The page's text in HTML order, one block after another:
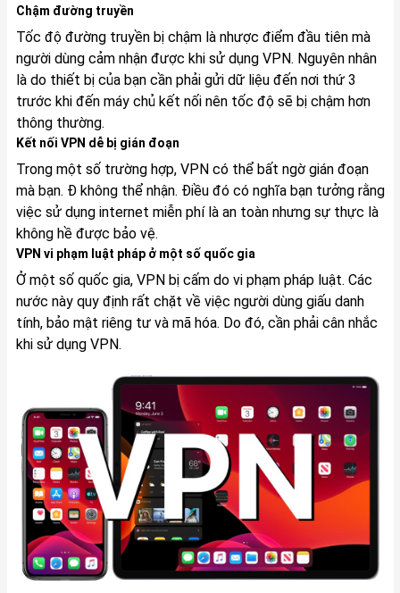
Chậm đường truyền
Tốc độ đường truyền bị chậm là nhược điểm đầu tiên mà
người dùng cảm nhận được khi sử dụng VPN. Nguyên nhân
là do thiết bị của bạn cần phải gửi dữ liệu đến nơi thứ 3
trước khi đến máy chủ kết nối nên tốc độ sẽ bị chậm hơn
thông thường.
Kết nối VPN dễ bị gián đoạn
Trong một số trường hợp, VPN có thể bất ngờ gián đoạn
mà bạn. Đ không thể nhận. Điều đó có nghĩa bạn tưởng rằng
việc sử dụng internet miễn phí là an toàn nhưng sự thực là
không hề được bảo vệ.
VPN vi phạm luật pháp ở một số quốc gia
Ở một số quốc gia, VPN bị cấm do vi phạm pháp luật. Các
nước này quy định rất chặt về việc người dùng giấu danh
tính, bảo mật riêng tư và mã hóa. Do đó, cần phải cân nhắc
khi sử dụng VPN.